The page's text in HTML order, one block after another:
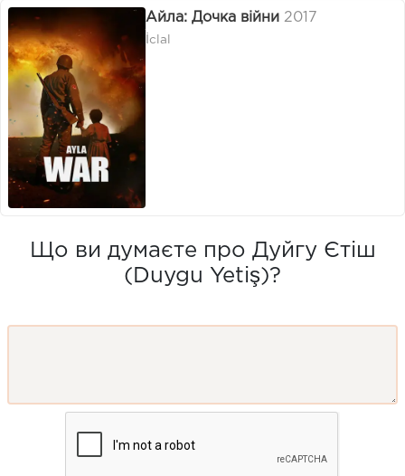
Айла: Дочка війни 2017
İclal
Що ви думаєте про Дуйгу Єтіш
(Duygu Yetiş)?